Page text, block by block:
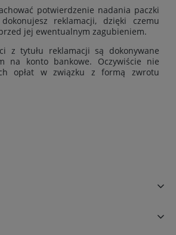
potwierdzenie nadania paczki
reklamacji, dzięki czemu
jej ewentualnym zagubieniem.
z tytułu reklamacji są dokonywane
na konto bankowe. Oczywiście nie
opłat w związku z formą zwrotu